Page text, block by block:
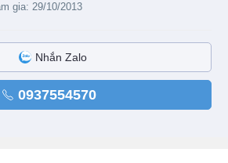
gia: 29/10/2013
Nhắn Zalo
0937554570